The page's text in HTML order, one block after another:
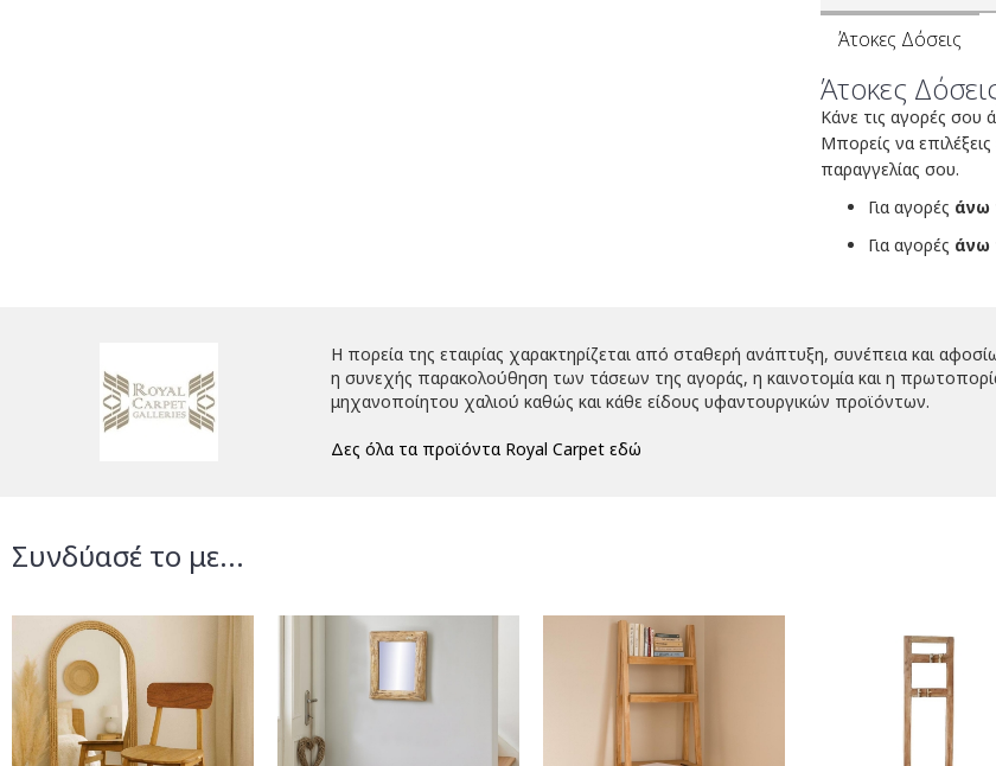
Άτοκες Δόσεις
Άτοκες
Κάνε τις αγορές σου
Μπορείς να
παραγγελίας σου.
Για αγορές άνω
Για αγορές άνω
Η πορεία της εταιρίας χαρακτηρίζεται από σταθερή ανάπτυξη, συνέπεια και
η συνεχής παρακολούθηση των τάσεων της αγοράς, η καινοτομία και η
μηχανοποίητου χαλιού καθώς και κάθε είδους υφαντουργικών προϊόντων.
Δες όλα τα προϊόντα Royal Carpet εδώ
Συνδύασέ το με...